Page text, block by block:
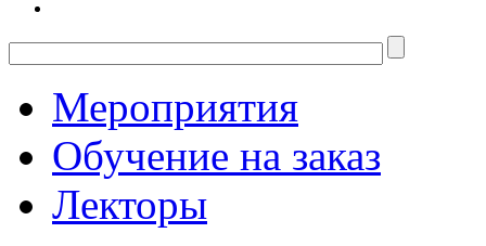
Мероприятия
Обучение на заказ
Лекторы